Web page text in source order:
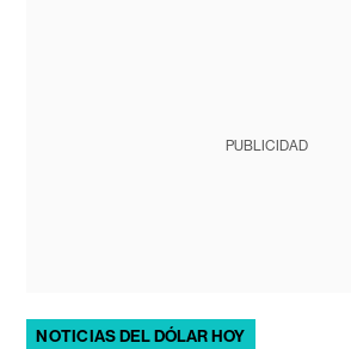
PUBLICIDAD
NOTICIAS DEL DÓLAR HOY